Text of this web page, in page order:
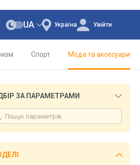
Україна
UA Увійти
Спорт Мода та аксесуари
ЗА ПАРАМЕТРАМИ